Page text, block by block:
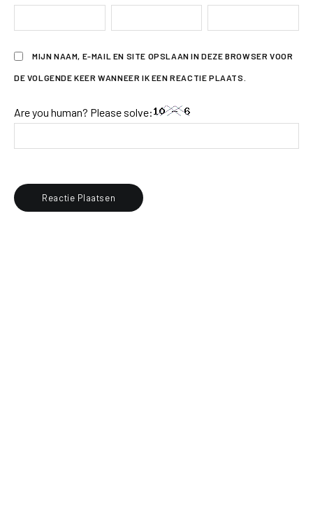
MIJN NAAM, E-MAIL EN SITE OPSLAAN IN DEZE BROWSER VOOR
DE VOLGENDE KEER WANNEER IK EEN REACTIE PLAATS.
Are you human? Please solve: